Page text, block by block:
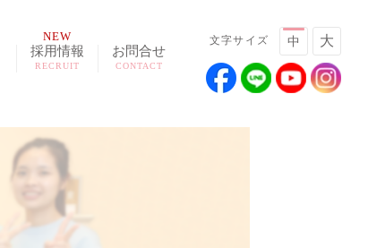
文字サイズ 中 大
採用情報
RECRUIT
NEW
お問合せ
CONTACT